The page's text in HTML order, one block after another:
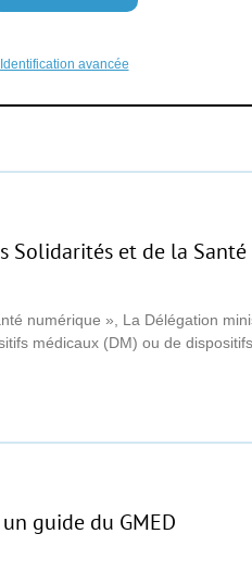
Identification avancée
Solidarités et de la Santé
numérique », La Délégation
médicaux (DM) ou de
guide du GMED